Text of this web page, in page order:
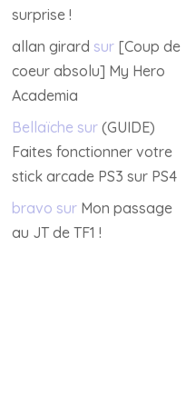
surprise !
allan girard sur [Coup de
coeur absolu] My Hero
Academia
Bellaïche sur(GUIDE)
Faites fonctionner votre
stick arcade PS3 sur PS4
bravo sur Mon passage
au JT de TF1 !